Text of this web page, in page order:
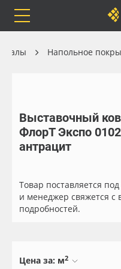
Каталог
Orafol
Бренды
Доставка
Весь каталог
Рулонные материалы
Самоклеящиеся плёнки
Листовые материалы
Напольное
Выставочный
ФлорТ Экспо
антрацит
Товар поставляется
и менеджер свяжется с
подробностей.
Цена за: м2